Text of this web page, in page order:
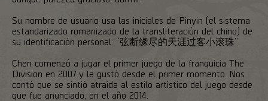
Su nombre de usuario usa las iniciales de Pinyin (el sistema
estandarizado romanizado de la transliteración del chino) de
su identificación personal: “弦断缘尽的天涯过客小滚珠”.
Chen comenzó a jugar el primer juego de la franquicia The
Division en 2007 y le gustó desde el primer momento. Nos
contó que se sintió atraída al estilo artístico del juego desde
que fue anunciado, en el año 2014.